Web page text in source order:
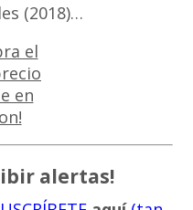
(2018)…
alertas!